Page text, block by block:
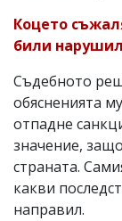
Коцето
били
Съдебното
обясненията
отпадне
значение,
страната.
какви
направил.